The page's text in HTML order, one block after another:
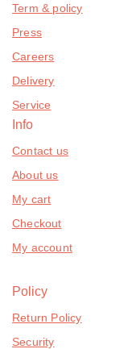
Term & policy
Press
Careers
Delivery
Service
Info
Contact us
About us
My cart
Checkout
My account
Policy
Return Policy
Security